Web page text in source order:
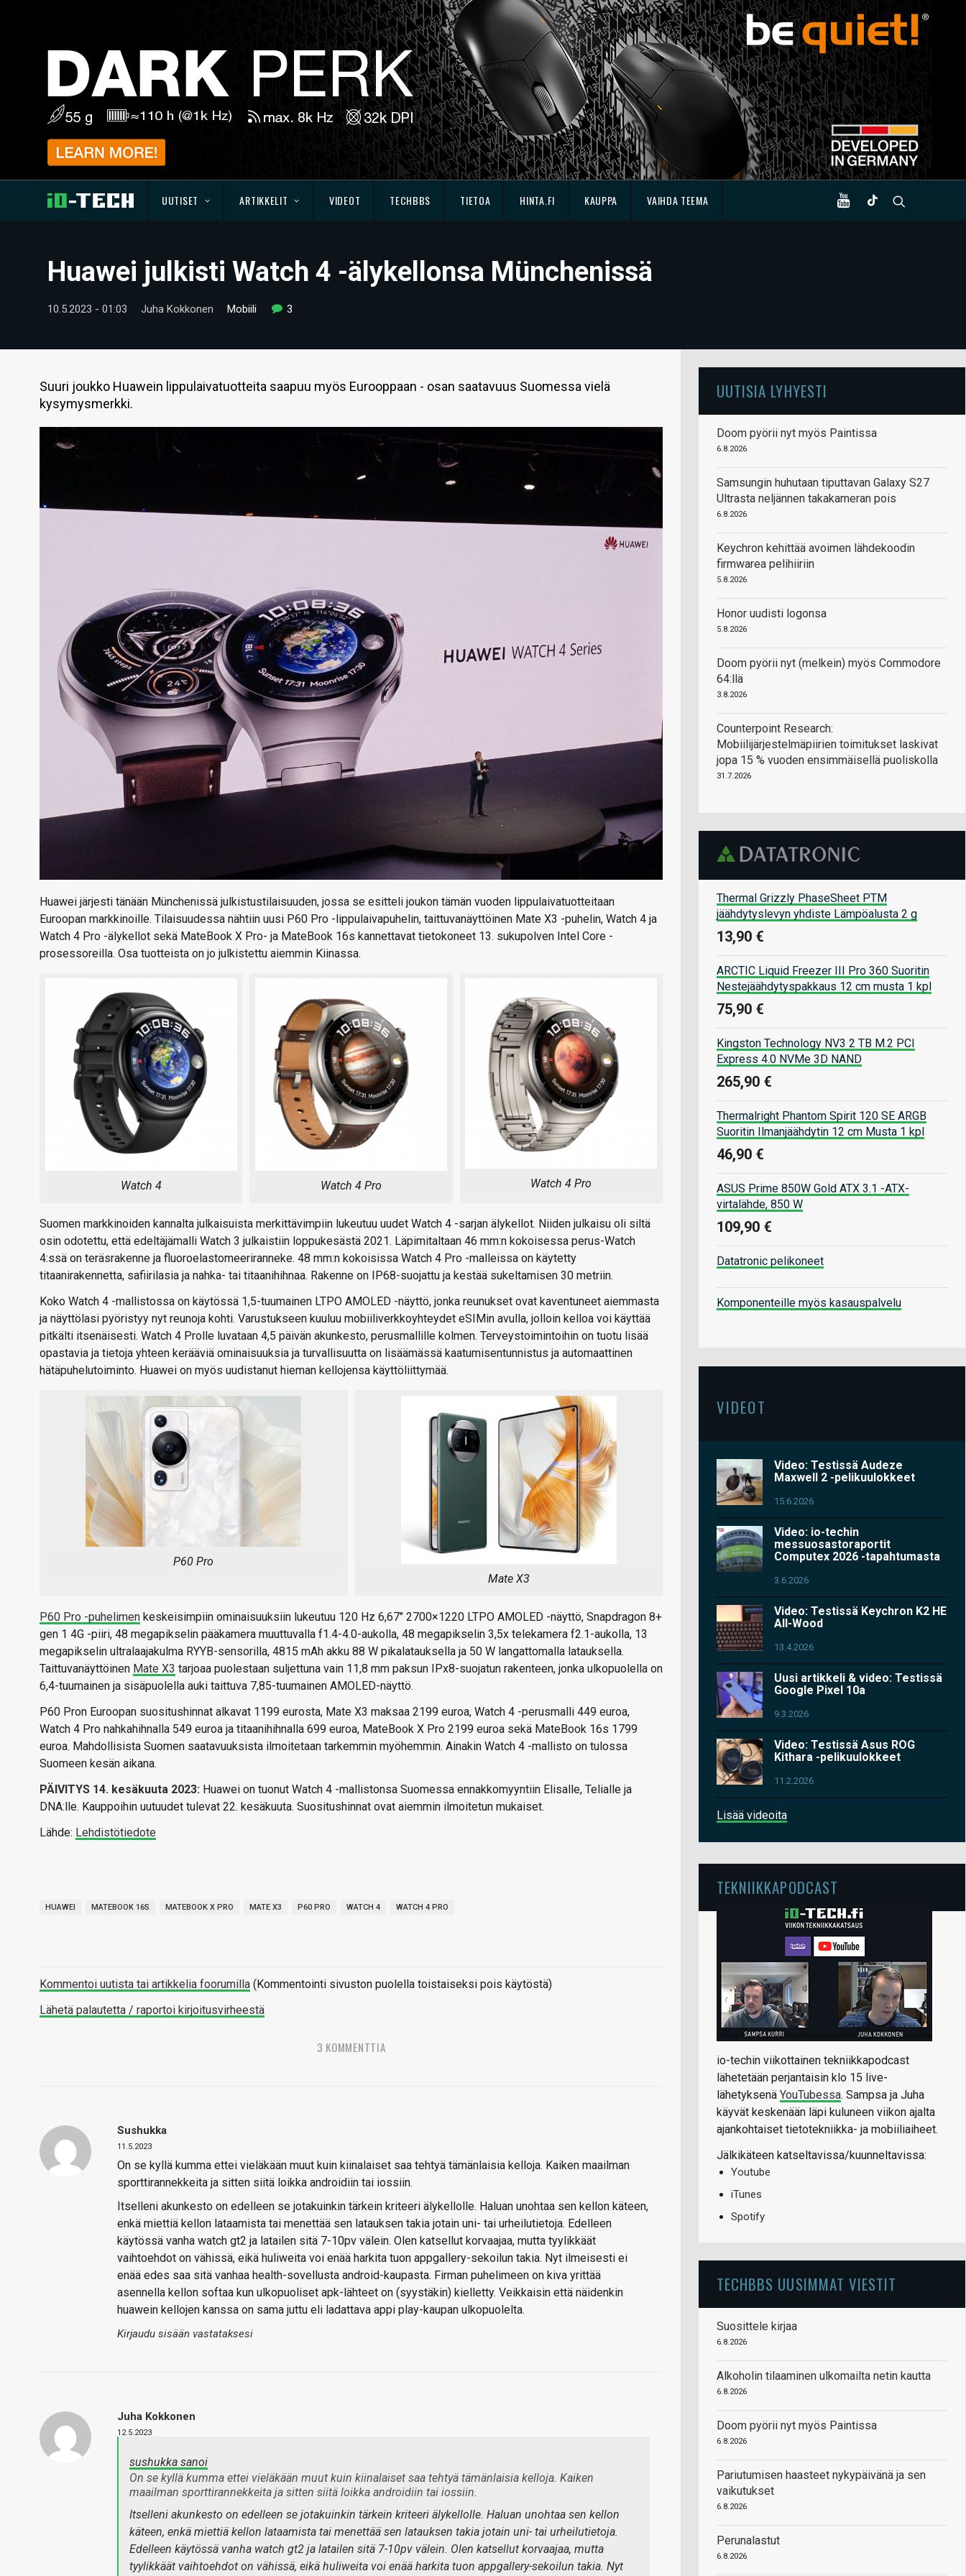
UUTISET ARTIKKELIT VIDEOT TECHBBS TIETOA HINTA.FI KAUPPA VAIHDA TEEMA
Huawei julkisti Watch 4 -älykellonsa Münchenissä
10.5.2023 - 01:03 Juha Kokkonen Mobiili 3
Suuri joukko Huawein lippulaivatuotteita saapuu myös Eurooppaan - osan saatavuus Suomessa vielä
kysymysmerkki.
Huawei järjesti tänään Münchenissä julkistustilaisuuden, jossa se esitteli joukon tämän vuoden lippulaivatuotteitaan
Euroopan markkinoille. Tilaisuudessa nähtiin uusi P60 Pro -lippulaivapuhelin, taittuvanäyttöinen Mate X3 -puhelin, Watch 4 ja
Watch 4 Pro -älykellot sekä MateBook X Pro- ja MateBook 16s kannettavat tietokoneet 13. sukupolven Intel Core -
prosessoreilla. Osa tuotteista on jo julkistettu aiemmin Kiinassa.
Watch 4 Watch 4 Pro Watch 4 Pro
Suomen markkinoiden kannalta julkaisuista merkittävimpiin lukeutuu uudet Watch 4 -sarjan älykellot. Niiden julkaisu oli siltä
osin odotettu, että edeltäjämalli Watch 3 julkaistiin loppukesästä 2021. Läpimitaltaan 46 mm:n kokoisessa perus-Watch
4:ssä on teräsrakenne ja fluoroelastomeeriranneke. 48 mm:n kokoisissa Watch 4 Pro -malleissa on käytetty
titaanirakennetta, safiirilasia ja nahka- tai titaanihihnaa. Rakenne on IP68-suojattu ja kestää sukeltamisen 30 metriin.
Koko Watch 4 -mallistossa on käytössä 1,5-tuumainen LTPO AMOLED -näyttö, jonka reunukset ovat kaventuneet aiemmasta
ja näyttölasi pyöristyy nyt reunoja kohti. Varustukseen kuuluu mobiiliverkkoyhteydet eSIMin avulla, jolloin kelloa voi käyttää
pitkälti itsenäisesti. Watch 4 Prolle luvataan 4,5 päivän akunkesto, perusmallille kolmen. Terveystoimintoihin on tuotu lisää
opastavia ja tietoja yhteen kerääviä ominaisuuksia ja turvallisuutta on lisäämässä kaatumisentunnistus ja automaattinen
hätäpuhelutoiminto. Huawei on myös uudistanut hieman kellojensa käyttöliittymää.
P60 Pro
Mate X3
P60 Pro -puhelimen keskeisimpiin ominaisuuksiin lukeutuu 120 Hz 6,67″ 2700×1220 LTPO AMOLED -näyttö, Snapdragon 8+
gen 1 4G -piiri, 48 megapikselin pääkamera muuttuvalla f1.4-4.0-aukolla, 48 megapikselin 3,5x telekamera f2.1-aukolla, 13
megapikselin ultralaajakulma RYYB-sensorilla, 4815 mAh akku 88 W pikalatauksella ja 50 W langattomalla latauksella.
Taittuvanäyttöinen Mate X3 tarjoaa puolestaan suljettuna vain 11,8 mm paksun IPx8-suojatun rakenteen, jonka ulkopuolella on
6,4-tuumainen ja sisäpuolella auki taittuva 7,85-tuumainen AMOLED-näyttö.
P60 Pron Euroopan suositushinnat alkavat 1199 eurosta, Mate X3 maksaa 2199 euroa, Watch 4 -perusmalli 449 euroa,
Watch 4 Pro nahkahihnalla 549 euroa ja titaanihihnalla 699 euroa, MateBook X Pro 2199 euroa sekä MateBook 16s 1799
euroa. Mahdollisista Suomen saatavuuksista ilmoitetaan tarkemmin myöhemmin. Ainakin Watch 4 -mallisto on tulossa
Suomeen kesän aikana.
PÄIVITYS 14. kesäkuuta 2023: Huawei on tuonut Watch 4 -mallistonsa Suomessa ennakkomyyntiin Elisalle, Telialle ja
DNA:lle. Kauppoihin uutuudet tulevat 22. kesäkuuta. Suositushinnat ovat aiemmin ilmoitetun mukaiset.
Lähde: Lehdistötiedote
HUAWEI MATEBOOK 16S MATEBOOK X PRO MATE X3 P60 PRO WATCH 4 WATCH 4 PRO
Kommentoi uutista tai artikkelia foorumilla (Kommentointi sivuston puolella toistaiseksi pois käytöstä)
Lähetä palautetta / raportoi kirjoitusvirheestä
3 KOMMENTTIA
Sushukka
11.5.2023
On se kyllä kumma ettei vieläkään muut kuin kiinalaiset saa tehtyä tämänlaisia kelloja. Kaiken maailman
sporttirannekkeita ja sitten siitä loikka androidiin tai iossiin.
Itselleni akunkesto on edelleen se jotakuinkin tärkein kriteeri älykellolle. Haluan unohtaa sen kellon käteen,
enkä miettiä kellon lataamista tai menettää sen latauksen takia jotain uni- tai urheilutietoja. Edelleen
käytössä vanha watch gt2 ja latailen sitä 7-10pv välein. Olen katsellut korvaajaa, mutta tyylikkäät
vaihtoehdot on vähissä, eikä huliweita voi enää harkita tuon appgallery-sekoilun takia. Nyt ilmeisesti ei
enää edes saa sitä vanhaa health-sovellusta android-kaupasta. Firman puhelimeen on kiva yrittää
asennella kellon softaa kun ulkopuoliset apk-lähteet on (syystäkin) kielletty. Veikkaisin että näidenkin
huawein kellojen kanssa on sama juttu eli ladattava appi play-kaupan ulkopuolelta.
Kirjaudu sisään vastataksesi
Juha Kokkonen
12.5.2023
sushukka sanoi
On se kyllä kumma ettei vieläkään muut kuin kiinalaiset saa tehtyä tämänlaisia kelloja. Kaiken
maailman sporttirannekkeita ja sitten siitä loikka androidiin tai iossiin.
Itselleni akunkesto on edelleen se jotakuinkin tärkein kriteeri älykellolle. Haluan unohtaa sen kellon
käteen, enkä miettiä kellon lataamista tai menettää sen latauksen takia jotain uni- tai urheilutietoja.
Edelleen käytössä vanha watch gt2 ja latailen sitä 7-10pv välein. Olen katsellut korvaajaa, mutta
tyylikkäät vaihtoehdot on vähissä, eikä huliweita voi enää harkita tuon appgallery-sekoilun takia. Nyt
UUTISIA LYHYESTI
Doom pyörii nyt myös Paintissa
6.8.2026
Samsungin huhutaan tiputtavan Galaxy S27
Ultrasta neljännen takakameran pois
6.8.2026
Keychron kehittää avoimen lähdekoodin
firmwarea pelihiiriin
5.8.2026
Honor uudisti logonsa
5.8.2026
Doom pyörii nyt (melkein) myös Commodore
64:llä
3.8.2026
Counterpoint Research:
Mobiilijärjestelmäpiirien toimitukset laskivat
jopa 15 % vuoden ensimmäisellä puoliskolla
31.7.2026
Thermal Grizzly PhaseSheet PTM
jäähdytyslevyn yhdiste Lämpöalusta 2 g
13,90 €
ARCTIC Liquid Freezer III Pro 360 Suoritin
Nestejäähdytyspakkaus 12 cm musta 1 kpl
75,90 €
Kingston Technology NV3 2 TB M.2 PCI
Express 4.0 NVMe 3D NAND
265,90 €
Thermalright Phantom Spirit 120 SE ARGB
Suoritin Ilmanjäähdytin 12 cm Musta 1 kpl
46,90 €
ASUS Prime 850W Gold ATX 3.1 -ATX-
virtalähde, 850 W
109,90 €
Datatronic pelikoneet
Komponenteille myös kasauspalvelu
VIDEOT
Video: Testissä Audeze
Maxwell 2 -pelikuulokkeet
15.6.2026
Video: io-techin
messuosastoraportit
Computex 2026 -tapahtumasta
3.6.2026
Video: Testissä Keychron K2 HE
All-Wood
13.4.2026
Uusi artikkeli & video: Testissä
Google Pixel 10a
9.3.2026
Video: Testissä Asus ROG
Kithara -pelikuulokkeet
11.2.2026
Lisää videoita
TEKNIIKKAPODCAST
io-techin viikottainen tekniikkapodcast
lähetetään perjantaisin klo 15 live-
lähetyksenä YouTubessa. Sampsa ja Juha
käyvät keskenään läpi kuluneen viikon ajalta
ajankohtaiset tietotekniikka- ja mobiiliaiheet.
Jälkikäteen katseltavissa/kuunneltavissa:
Youtube
iTunes
Spotify
TECHBBS UUSIMMAT VIESTIT
Suosittele kirjaa
6.8.2026
Alkoholin tilaaminen ulkomailta netin kautta
6.8.2026
Doom pyörii nyt myös Paintissa
6.8.2026
Pariutumisen haasteet nykypäivänä ja sen
vaikutukset
6.8.2026
Perunalastut
6.8.2026